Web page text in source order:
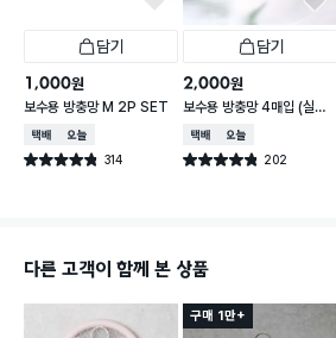
담기
1,000원
보수용 방충망 M 2P SET
택배배송오늘배송
별점 4.8점 314
건 작성
담기
2,000원
보수용 방충망 4매입 (실속
형)
택배배송오늘배송
별점 4.8점 202
건 작성
다른 고객이 함께 본 상품
구매 1만+